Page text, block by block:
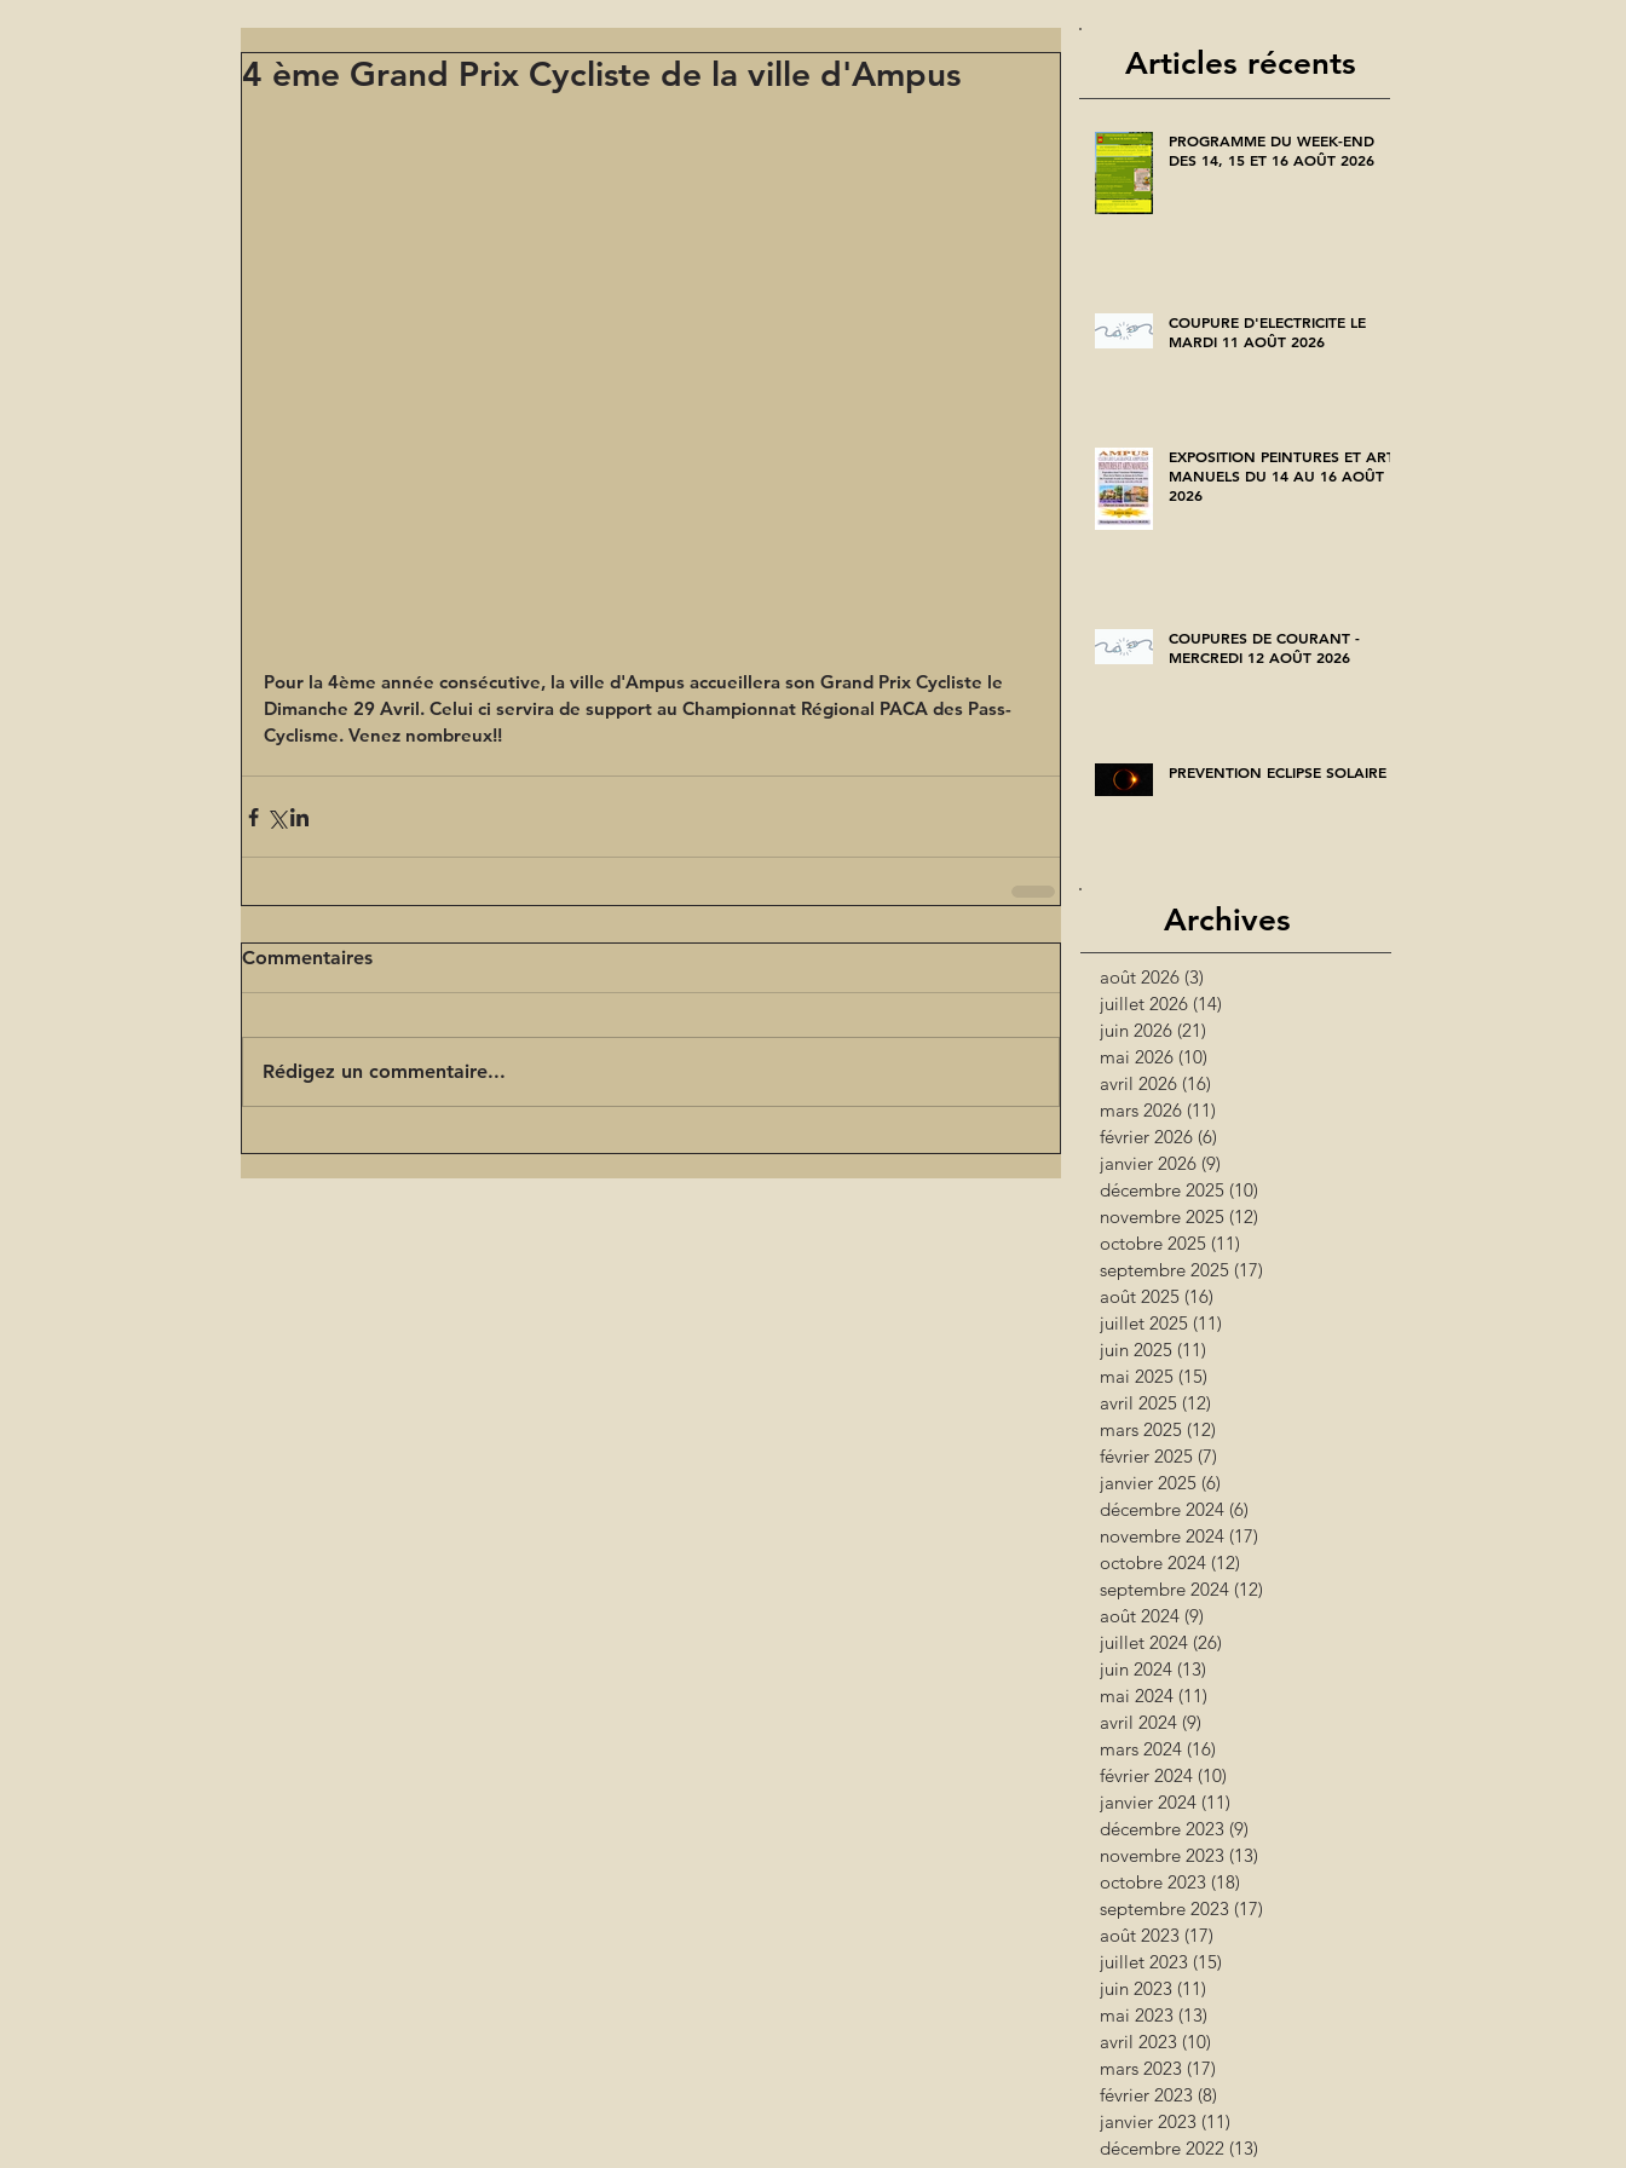
4 ème Grand Prix Cycliste de la ville d'Ampus
Pour la 4ème année consécutive, la ville d'Ampus accueillera son Grand Prix Cycliste le
Dimanche 29 Avril. Celui ci servira de support au Championnat Régional PACA des Pass-
Cyclisme. Venez nombreux!!
Commentaires
Rédigez un commentaire...
Articles récents
PROGRAMME DU WEEK-END
DES 14, 15 ET 16 AOÛT 2026
COUPURE D'ELECTRICITE LE
MARDI 11 AOÛT 2026
EXPOSITION PEINTURES ET ARTS
MANUELS DU 14 AU 16 AOÛT
2026
COUPURES DE COURANT -
MERCREDI 12 AOÛT 2026
PREVENTION ECLIPSE SOLAIRE
Archives
août 2026 (3)
juillet 2026 (14)
juin 2026 (21)
mai 2026 (10)
avril 2026 (16)
mars 2026 (11)
février 2026 (6)
janvier 2026 (9)
décembre 2025 (10)
novembre 2025 (12)
octobre 2025 (11)
septembre 2025 (17)
août 2025 (16)
juillet 2025 (11)
juin 2025 (11)
mai 2025 (15)
avril 2025 (12)
mars 2025 (12)
février 2025 (7)
janvier 2025 (6)
décembre 2024 (6)
novembre 2024 (17)
octobre 2024 (12)
septembre 2024 (12)
août 2024 (9)
juillet 2024 (26)
juin 2024 (13)
mai 2024 (11)
avril 2024 (9)
mars 2024 (16)
février 2024 (10)
janvier 2024 (11)
décembre 2023 (9)
novembre 2023 (13)
octobre 2023 (18)
septembre 2023 (17)
août 2023 (17)
juillet 2023 (15)
juin 2023 (11)
mai 2023 (13)
avril 2023 (10)
mars 2023 (17)
février 2023 (8)
janvier 2023 (11)
décembre 2022 (13)